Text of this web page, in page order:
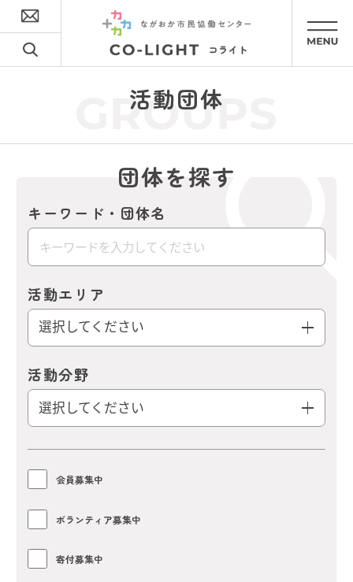
活動団体
GROUPS
団体を探す
キーワード・団体名
活動エリア
選択してください
活動分野
選択してください
会員募集中
ボランティア募集中
寄付募集中